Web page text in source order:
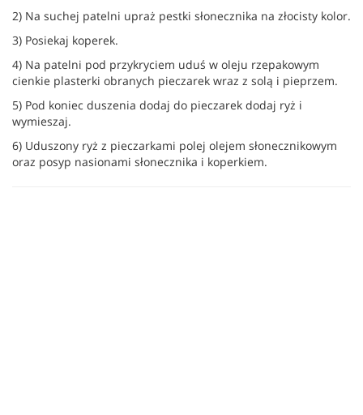
2) Na suchej patelni upraż pestki słonecznika na złocisty kolor.
3) Posiekaj koperek.
4) Na patelni pod przykryciem uduś w oleju rzepakowym
cienkie plasterki obranych pieczarek wraz z solą i pieprzem.
5) Pod koniec duszenia dodaj do pieczarek dodaj ryż i
wymieszaj.
6) Uduszony ryż z pieczarkami polej olejem słonecznikowym
oraz posyp nasionami słonecznika i koperkiem.